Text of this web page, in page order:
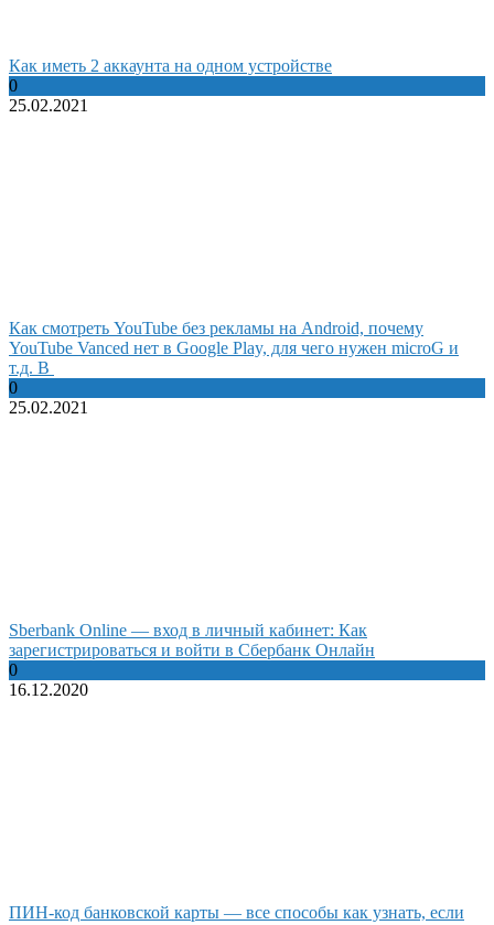
Как иметь 2 аккаунта на одном устройстве
0
25.02.2021
Как смотреть YouTube без рекламы на Android, почему
YouTube Vanced нет в Google Play, для чего нужен microG и
т.д. В
0
25.02.2021
Sberbank Online — вход в личный кабинет: Как
зарегистрироваться и войти в Сбербанк Онлайн
0
16.12.2020
ПИН-код банковской карты — все способы как узнать, если